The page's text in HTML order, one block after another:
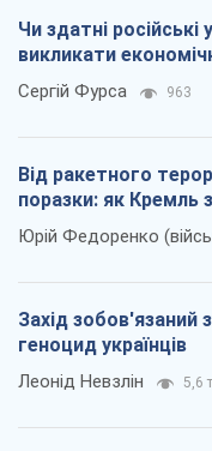
Чи здатні російські
викликати
Сергій Фурса 963
Від ракетного
поразки: як Кремль
Юрій Федоренко
Захід зобов'язаний
геноцид українців
Леонід Невзлін 5,6 т.